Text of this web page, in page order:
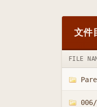
文件
FILE
006/